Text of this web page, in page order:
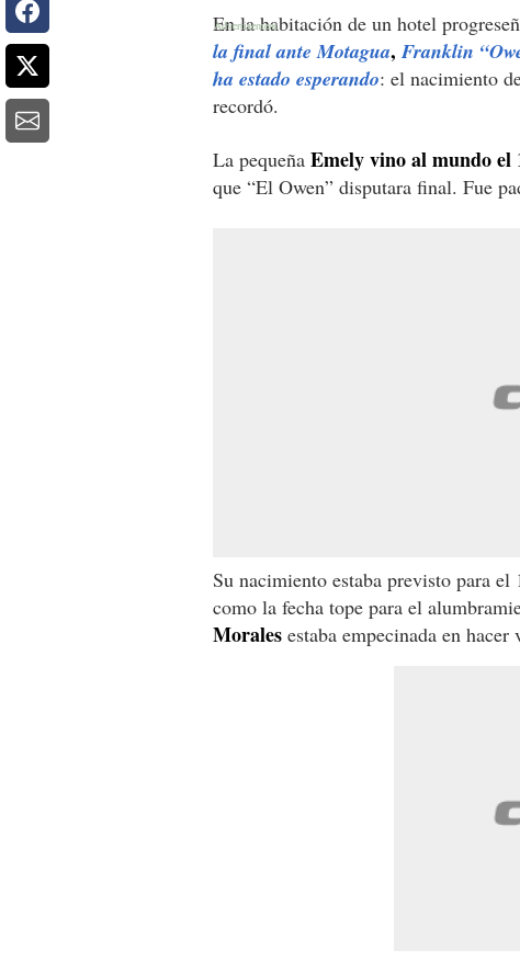
En la habitación de un hotel
la final ante Motagua, Franklin
ha estado esperando: el nacimiento
recordó.
La pequeña Emely vino al mundo el
que “El Owen” disputara final. Fue
Su nacimiento estaba previsto para
como la fecha tope para el
Morales estaba empecinada en